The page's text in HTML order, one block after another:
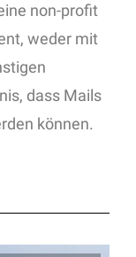
non-profit
weder mit
dass Mails
können.